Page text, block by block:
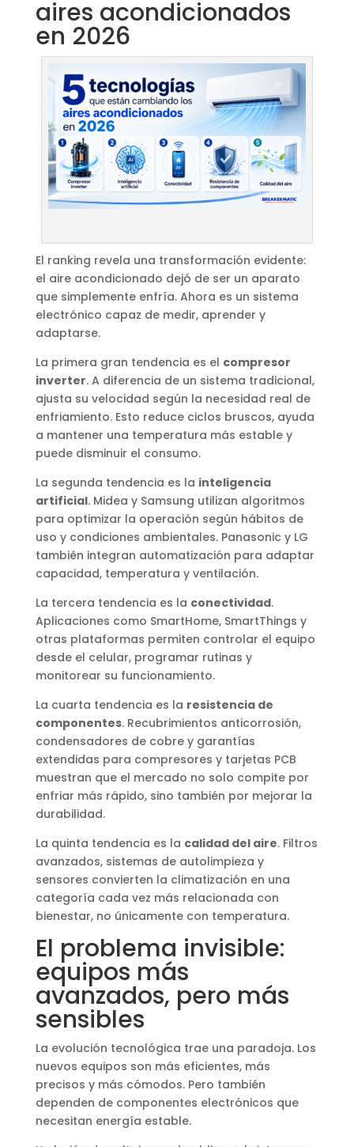
aires acondicionados
en 2026
El ranking revela una transformación evidente:
el aire acondicionado dejó de ser un aparato
que simplemente enfría. Ahora es un sistema
electrónico capaz de medir, aprender y
adaptarse.
La primera gran tendencia es el compresor
inverter. A diferencia de un sistema tradicional,
ajusta su velocidad según la necesidad real de
enfriamiento. Esto reduce ciclos bruscos, ayuda
a mantener una temperatura más estable y
puede disminuir el consumo.
La segunda tendencia es la inteligencia
artificial. Midea y Samsung utilizan algoritmos
para optimizar la operación según hábitos de
uso y condiciones ambientales. Panasonic y LG
también integran automatización para adaptar
capacidad, temperatura y ventilación.
La tercera tendencia es la conectividad.
Aplicaciones como SmartHome, SmartThings y
otras plataformas permiten controlar el equipo
desde el celular, programar rutinas y
monitorear su funcionamiento.
La cuarta tendencia es la resistencia de
componentes. Recubrimientos anticorrosión,
condensadores de cobre y garantías
extendidas para compresores y tarjetas PCB
muestran que el mercado no solo compite por
enfriar más rápido, sino también por mejorar la
durabilidad.
La quinta tendencia es la calidad del aire. Filtros
avanzados, sistemas de autolimpieza y
sensores convierten la climatización en una
categoría cada vez más relacionada con
bienestar, no únicamente con temperatura.
El problema invisible:
equipos más
avanzados, pero más
sensibles
La evolución tecnológica trae una paradoja. Los
nuevos equipos son más eficientes, más
precisos y más cómodos. Pero también
dependen de componentes electrónicos que
necesitan energía estable.